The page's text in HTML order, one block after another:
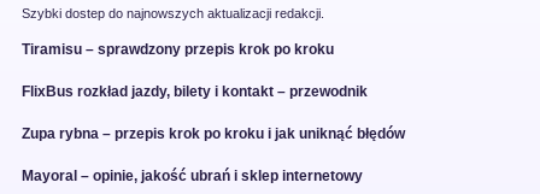
Szybki dostep do najnowszych aktualizacji redakcji.
Tiramisu – sprawdzony przepis krok po kroku
FlixBus rozkład jazdy, bilety i kontakt – przewodnik
Zupa rybna – przepis krok po kroku i jak uniknąć błędów
Mayoral – opinie, jakość ubrań i sklep internetowy